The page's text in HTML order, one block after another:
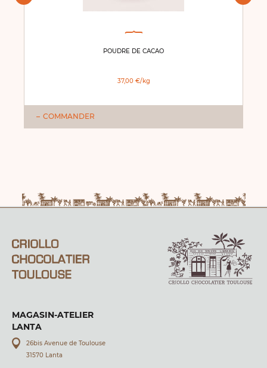
POUDRE DE CACAO
37,00 €/kg
COMMANDER
MAGASIN-ATELIER
LANTA
26bis Avenue de Toulouse
31570 Lanta